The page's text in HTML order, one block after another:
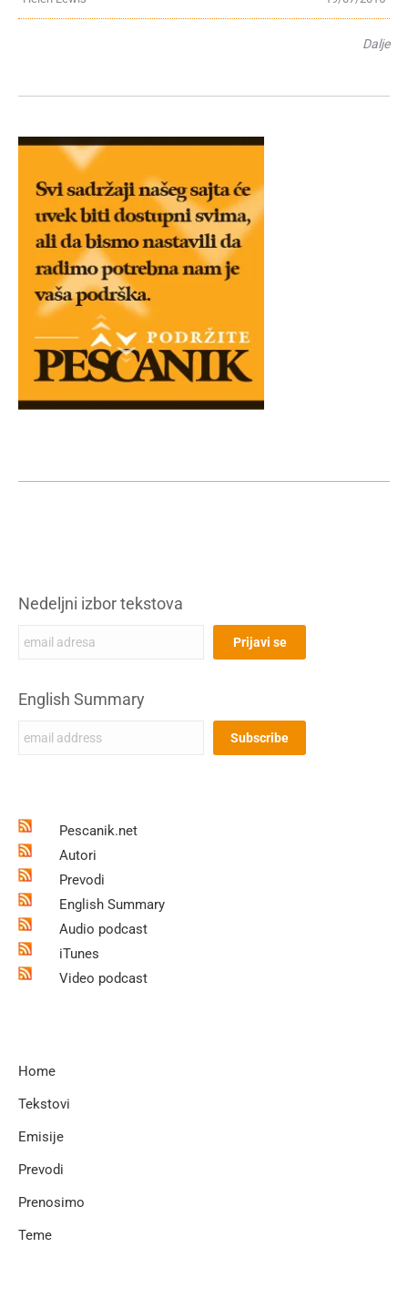
Dalje
Nedeljni izbor tekstova
English Summary
Pescanik.net
Autori
Prevodi
English Summary
Audio podcast
iTunes
Video podcast
Home
Tekstovi
Emisije
Prevodi
Prenosimo
Teme